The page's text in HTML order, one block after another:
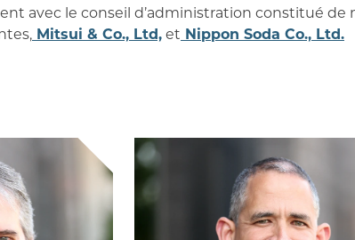
avec le conseil d’administration constitué de
Mitsui & Co., Ltd, et Nippon Soda Co., Ltd.